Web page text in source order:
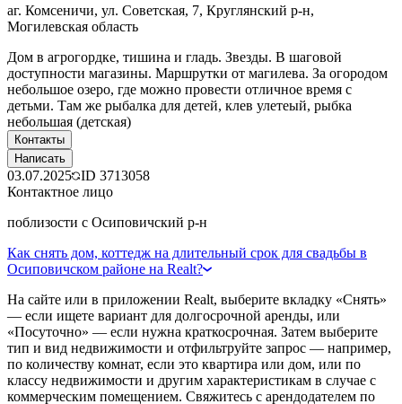
аг. Комсеничи, ул. Советская, 7, Круглянский р-н,
Могилевская область
Дом в агрогордке, тишина и гладь. Звезды. В шаговой
доступности магазины. Маршрутки от магилева. За огородом
небольшое озеро, где можно провести отличное время с
детьми. Там же рыбалка для детей, клев улетеый, рыбка
небольшая (детская)
Контакты
Написать
03.07.2025 ID 3713058
Контактное лицо
поблизости с Осиповичский р-н
Как снять дом, коттедж на длительный срок для свадьбы в
Осиповичском районе на Realt?
На сайте или в приложении Realt, выберите вкладку «Снять»
— если ищете вариант для долгосрочной аренды, или
«Посуточно» — если нужна краткосрочная. Затем выберите
тип и вид недвижимости и отфильтруйте запрос — например,
по количеству комнат, если это квартира или дом, или по
классу недвижимости и другим характеристикам в случае с
коммерческим помещением. Свяжитесь с арендодателем по